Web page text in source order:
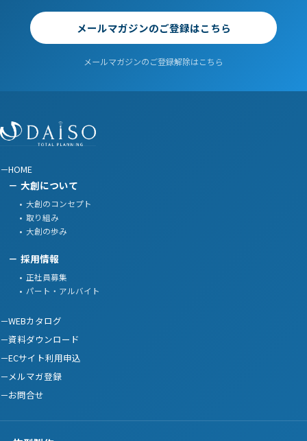
メールマガジンのご登録はこちら
メールマガジンのご登録解除はこちら
HOME
大創について
大創のコンセプト
取り組み
大創の歩み
採用情報
正社員募集
パート・アルバイト
WEBカタログ
資料ダウンロード
ECサイト利用申込
メルマガ登録
お問合せ